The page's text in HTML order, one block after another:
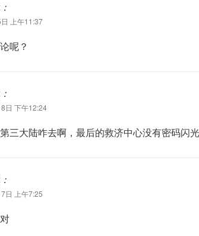
上午11:37
呢？
日 下午12:24
三大陆咋去啊，最后的救济中心没有密码闪光
日 上午7:25